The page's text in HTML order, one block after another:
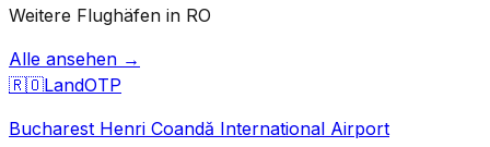
Weitere Flughäfen in RO
Alle ansehen →
🇷🇴LandOTP
Bucharest Henri Coandă International Airport